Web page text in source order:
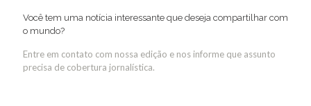
Você tem uma notícia interessante que deseja compartilhar com
o mundo?
Entre em contato com nossa edição e nos informe que assunto
precisa de cobertura jornalística.